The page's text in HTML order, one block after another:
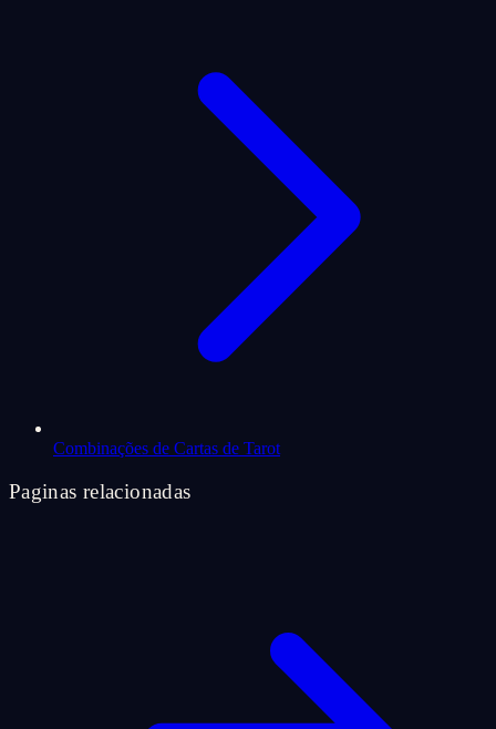
Combinações de Cartas de Tarot
Paginas relacionadas